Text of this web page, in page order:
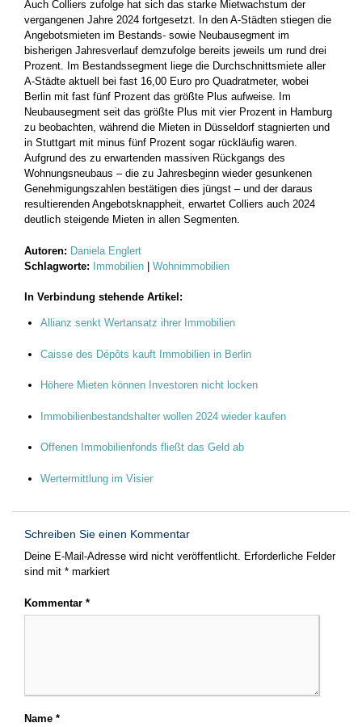
Auch Colliers zufolge hat sich das starke Mietwachstum der
vergangenen Jahre 2024 fortgesetzt. In den A-Städten stiegen die
Angebotsmieten im Bestands- sowie Neubausegment im
bisherigen Jahresverlauf demzufolge bereits jeweils um rund drei
Prozent. Im Bestandssegment liege die Durchschnittsmiete aller
A-Städte aktuell bei fast 16,00 Euro pro Quadratmeter, wobei
Berlin mit fast fünf Prozent das größte Plus aufweise. Im
Neubausegment seit das größte Plus mit vier Prozent in Hamburg
zu beobachten, während die Mieten in Düsseldorf stagnierten und
in Stuttgart mit minus fünf Prozent sogar rückläufig waren.
Aufgrund des zu erwartenden massiven Rückgangs des
Wohnungsneubaus – die zu Jahresbeginn wieder gesunkenen
Genehmigungszahlen bestätigen dies jüngst – und der daraus
resultierenden Angebotsknappheit, erwartet Colliers auch 2024
deutlich steigende Mieten in allen Segmenten.
Autoren: Daniela Englert
Schlagworte: Immobilien | Wohnimmobilien
In Verbindung stehende Artikel:
Allianz senkt Wertansatz ihrer Immobilien
Caisse des Dépôts kauft Immobilien in Berlin
Höhere Mieten können Investoren nicht locken
Immobilienbestandshalter wollen 2024 wieder kaufen
Offenen Immobilienfonds fließt das Geld ab
Wertermittlung im Visier
Schreiben Sie einen Kommentar
Deine E-Mail-Adresse wird nicht veröffentlicht. Erforderliche Felder
sind mit * markiert
Kommentar *
Name *